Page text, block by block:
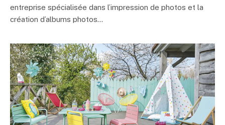
entreprise spécialisée dans l’impression de photos et la
création d’albums photos…